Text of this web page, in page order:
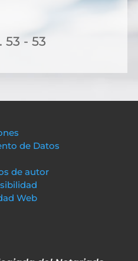
53 - 53
de Datos
de autor
Web